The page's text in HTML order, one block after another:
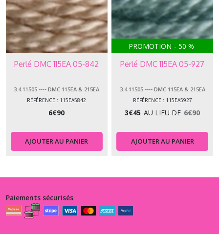
Perlé DMC 115EA 05-842
3.4.11505 ---- DMC 115EA & 215EA
PERLÉ 05
RÉFÉRENCE : 115EA5842
6€90
AJOUTER AU PANIER
PROMOTION - 50 %
Perlé DMC 115EA 05-927
3.4.11505 ---- DMC 115EA & 215EA
PERLÉ 05
RÉFÉRENCE : 115EA5927
3€45 AU LIEU DE 6€90
AJOUTER AU PANIER
Paiements sécurisés